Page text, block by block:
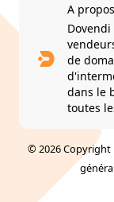
A
de
dans le
toutes
© 2026 Copyright